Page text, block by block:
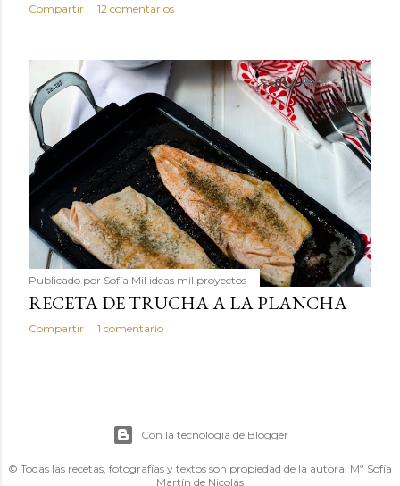
Compartir 12 comentarios
Publicado por Sofía Mil ideas mil proyectos
RECETA DE TRUCHA A LA PLANCHA
Compartir 1 comentario
Con la tecnología de Blogger
© Todas las recetas, fotografías y textos son propiedad de la autora, Mª Sofía
Martín de Nicolás